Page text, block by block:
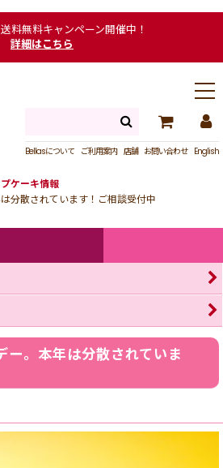
料無料キャンペーン開催中！
詳細はこちら
Bellasについて ご利用案内 店舗 お問い合わせ English
ケーキ情報
分散されています！ご相談受付中
。本年は分散されていま